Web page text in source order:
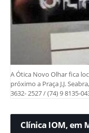
A Ótica Novo Olhar fica
próximo a Praça J.J.
3632- 2527 / (74) 9 8135-
Clínica IOM, em